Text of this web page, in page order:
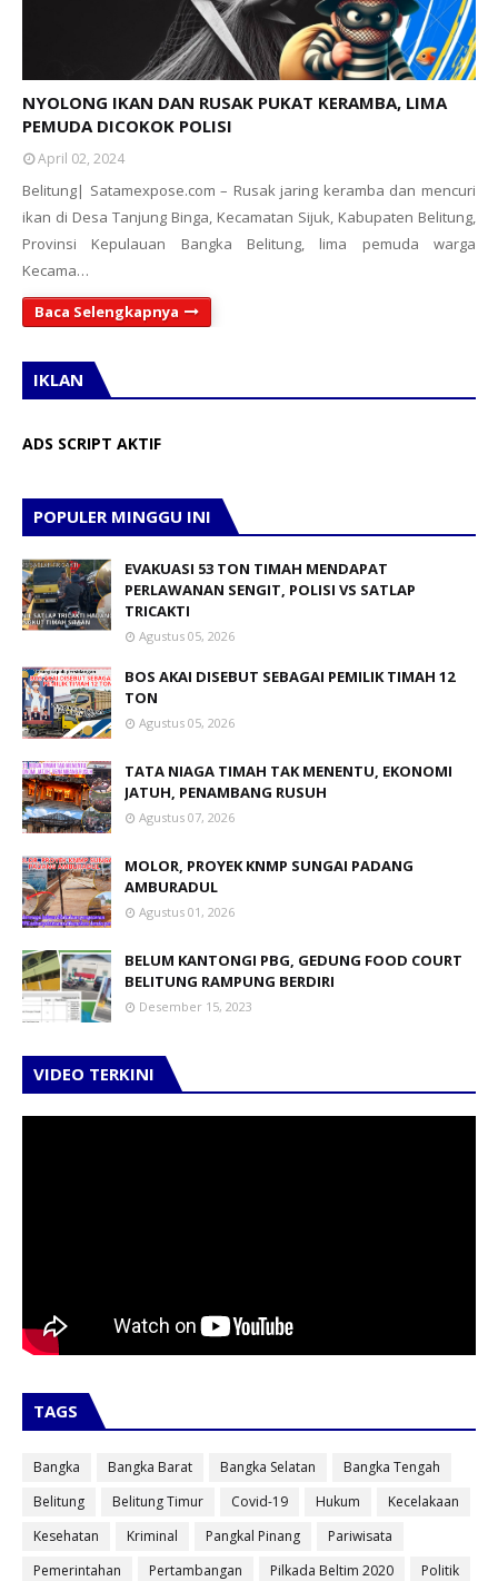
NYOLONG IKAN DAN RUSAK PUKAT KERAMBA, LIMA
PEMUDA DICOKOK POLISI
April 02, 2024
Belitung| Satamexpose.com – Rusak jaring keramba dan mencuri
ikan di Desa Tanjung Binga, Kecamatan Sijuk, Kabupaten Belitung,
Provinsi Kepulauan Bangka Belitung, lima pemuda warga
Kecama…
Baca Selengkapnya
IKLAN
ADS SCRIPT AKTIF
POPULER MINGGU INI
EVAKUASI 53 TON TIMAH MENDAPAT
PERLAWANAN SENGIT, POLISI VS SATLAP
TRICAKTI
Agustus 05, 2026
BOS AKAI DISEBUT SEBAGAI PEMILIK TIMAH 12
TON
Agustus 05, 2026
TATA NIAGA TIMAH TAK MENENTU, EKONOMI
JATUH, PENAMBANG RUSUH
Agustus 07, 2026
MOLOR, PROYEK KNMP SUNGAI PADANG
AMBURADUL
Agustus 01, 2026
BELUM KANTONGI PBG, GEDUNG FOOD COURT
BELITUNG RAMPUNG BERDIRI
Desember 15, 2023
VIDEO TERKINI
TAGS
Bangka Bangka Barat Bangka Selatan
Bangka Tengah
Belitung
Belitung Timur Covid-19 Hukum
Kecelakaan
Kesehatan
Kriminal Pangkal Pinang
Pariwisata
Pemerintahan
Pertambangan Pilkada Beltim 2020
Politik